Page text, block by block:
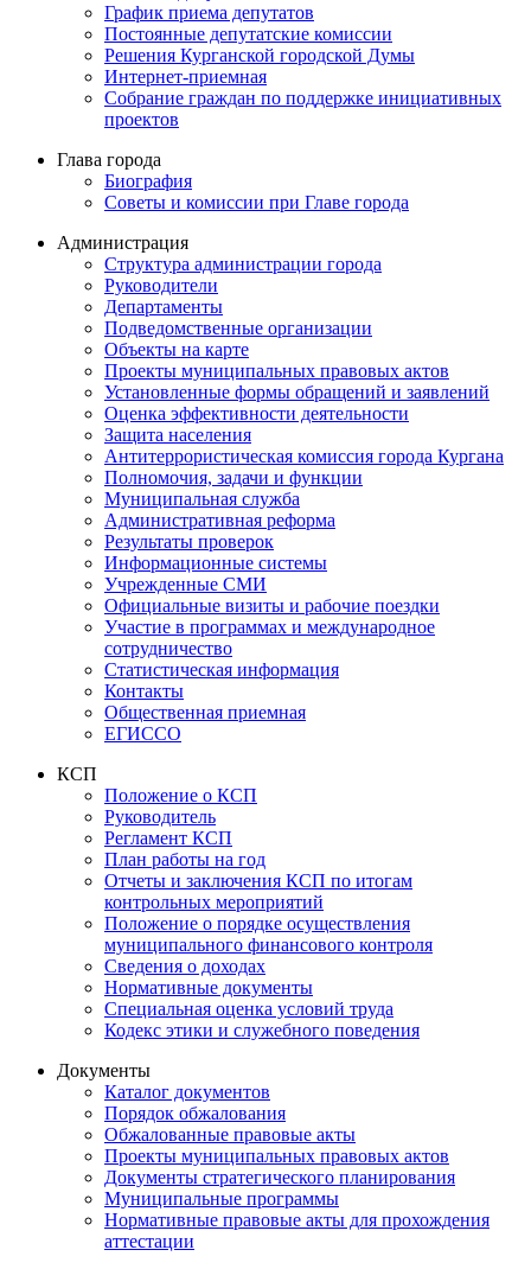
График приема депутатов
Постоянные депутатские комиссии
Решения Курганской городской Думы
Интернет-приемная
Собрание граждан по поддержке инициативных
проектов
Глава города
Биография
Советы и комиссии при Главе города
Администрация
Структура администрации города
Руководители
Департаменты
Подведомственные организации
Объекты на карте
Проекты муниципальных правовых актов
Установленные формы обращений и заявлений
Оценка эффективности деятельности
Защита населения
Антитеррористическая комиссия города Кургана
Полномочия, задачи и функции
Муниципальная служба
Административная реформа
Результаты проверок
Информационные системы
Учрежденные СМИ
Официальные визиты и рабочие поездки
Участие в программах и международное
сотрудничество
Статистическая информация
Контакты
Общественная приемная
ЕГИССО
КСП
Положение о КСП
Руководитель
Регламент КСП
План работы на год
Отчеты и заключения КСП по итогам
контрольных мероприятий
Положение о порядке осуществления
муниципального финансового контроля
Сведения о доходах
Нормативные документы
Специальная оценка условий труда
Кодекс этики и служебного поведения
Документы
Каталог документов
Порядок обжалования
Обжалованные правовые акты
Проекты муниципальных правовых актов
Документы стратегического планирования
Муниципальные программы
Нормативные правовые акты для прохождения
аттестации